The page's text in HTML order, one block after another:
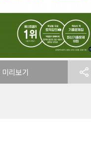
미리보기